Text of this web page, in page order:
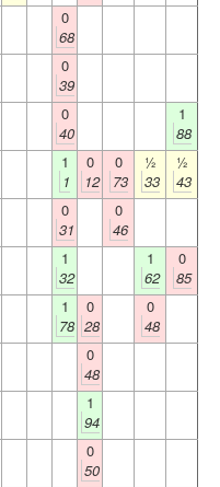
0
68
0
39
0
40
1
88
1
1
0
12
0
73
½
33
½
43
0
31
0
46
1
32
1
62
0
85
1
78
0
28
0
48
0
48
1
94
0
50